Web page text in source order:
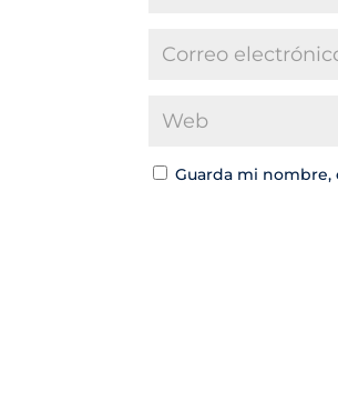
Guarda mi